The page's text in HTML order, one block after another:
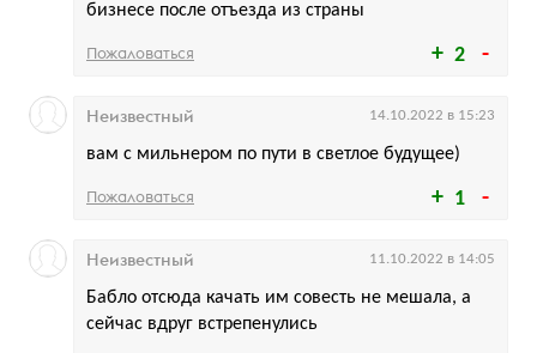
2
бизнесе после отъезда из страны
Пожаловаться
1
вам с мильнером по пути в светлое будущее)
Неизвестный 14.10.2022 в 15:23
Пожаловаться
Бабло отсюда качать им совесть не мешала, а
сейчас вдруг встрепенулись
Неизвестный 11.10.2022 в 14:05